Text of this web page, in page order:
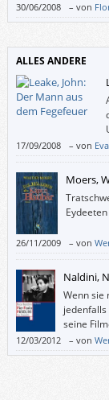
30/06/2008 – von
ALLES ANDERE
Dokumentation in
machen.
17/09/2008 – von Eva
Moers,
26/11/2009 – von
Naldini,
Wenn sie
seine
eher für
wollen.
12/03/2012 – von